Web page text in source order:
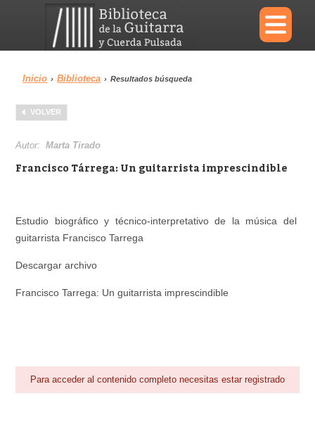
×
Menu
Biblioteca
Área personal Reproductor
Inicio › Biblioteca › Resultados búsqueda
VOLVER
Autor:Marta Tirado
Francisco Tárrega: Un guitarrista imprescindible
Estudio biográfico y técnico-interpretativo de la música del
guitarrista Francisco Tarrega
Descargar archivo
Francisco Tarrega: Un guitarrista imprescindible
Para acceder al contenido completo necesitas estar registrado